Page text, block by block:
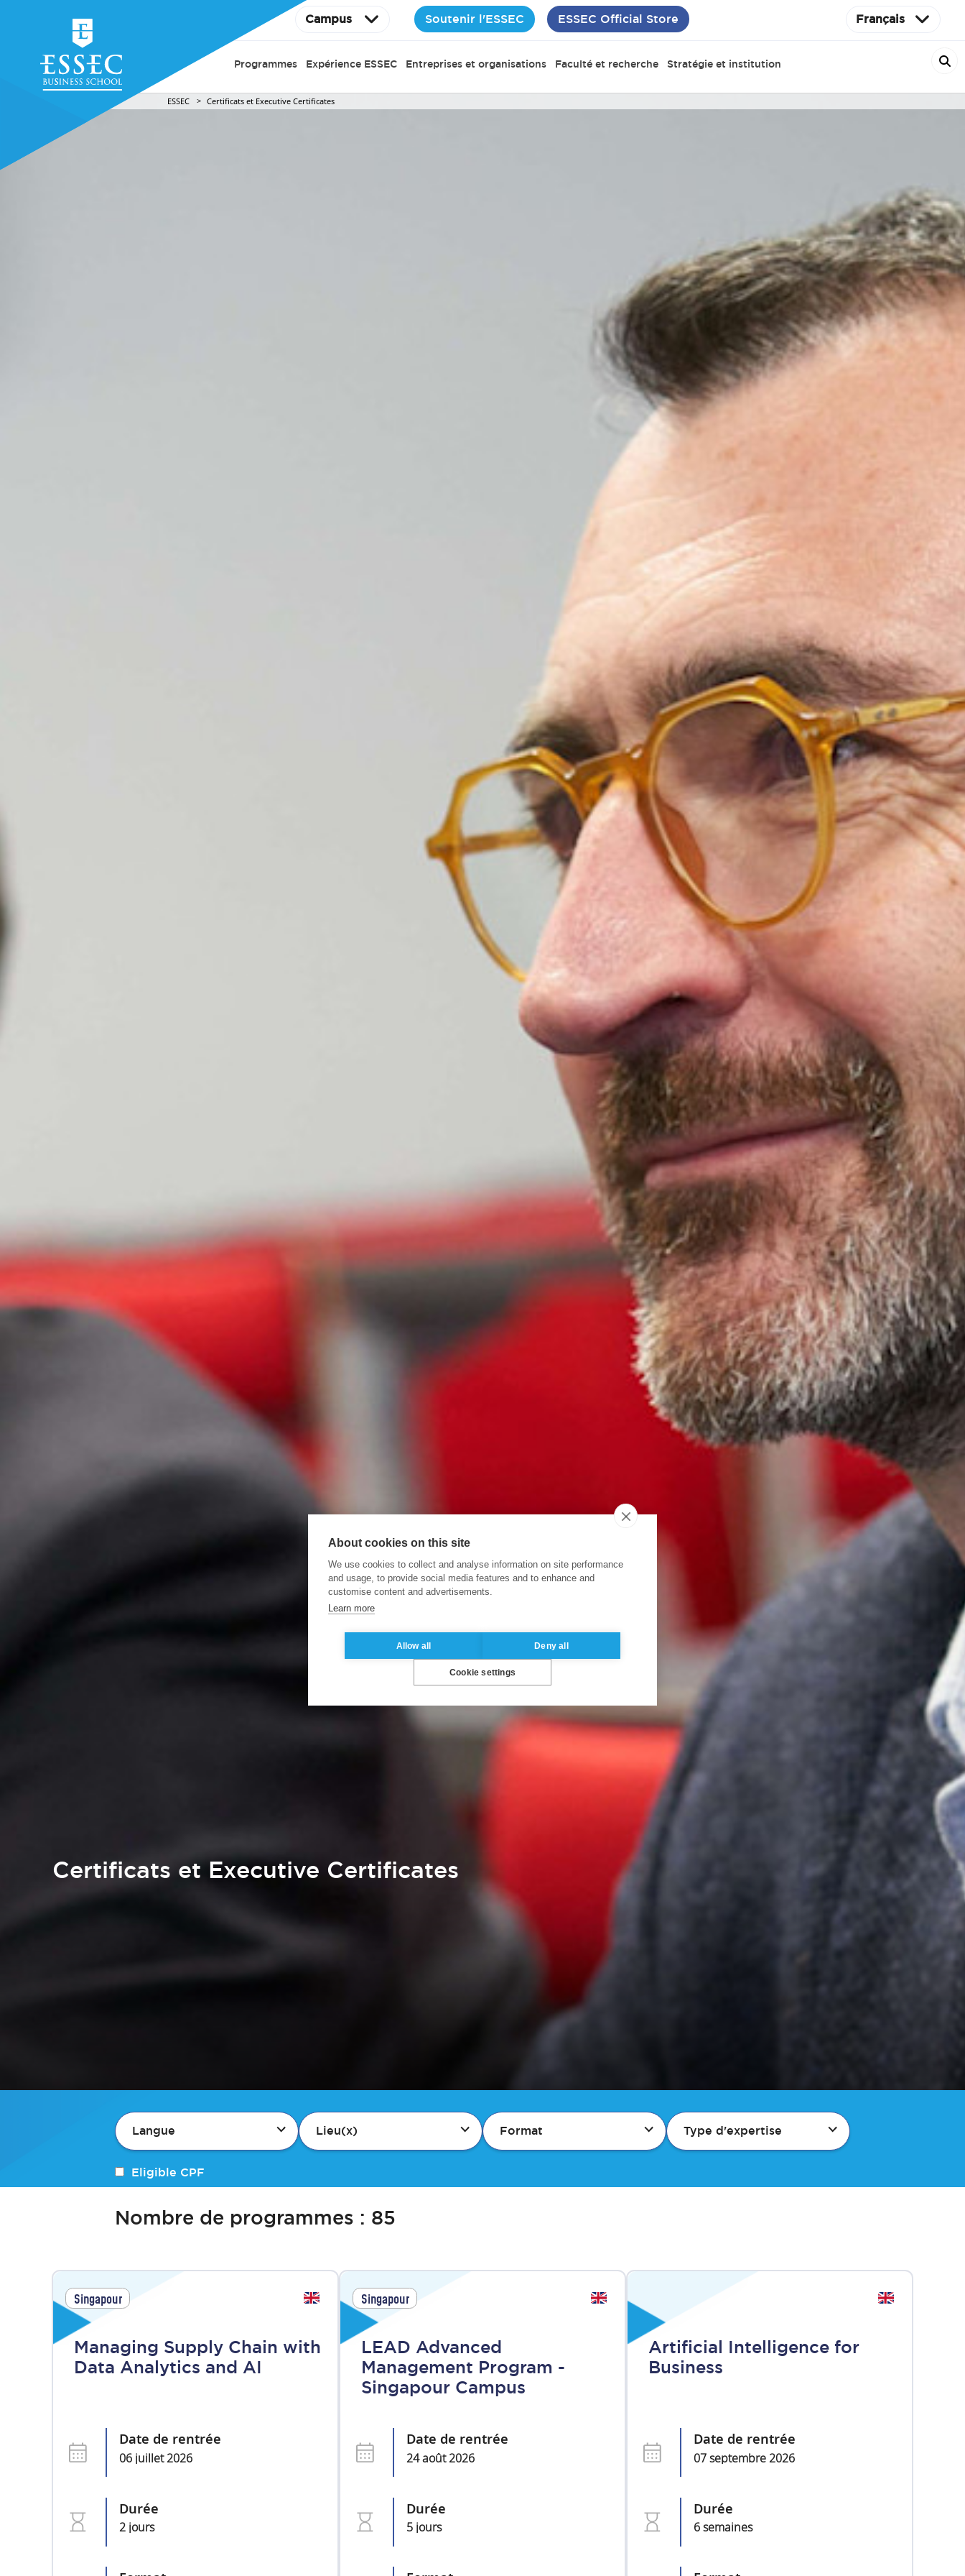
Campus Soutenir l'ESSEC ESSEC Official Store Français
Programmes Expérience ESSEC Entreprises et organisations Faculté et recherche Stratégie et institution
ESSEC Certificats et Executive Certificates
Certificats et Executive Certificates
Langue Lieu(x) Format Type d'expertise
Eligible CPF
Nombre de programmes : 85
Singapour
Managing Supply Chain with
Data Analytics and AI
Date de rentrée
06 juillet 2026
Durée
2 jours
Singapour
LEAD Advanced
Management Program -
Singapour Campus
Date de rentrée
24 août 2026
Durée
5 jours
Artificial Intelligence for
Business
Date de rentrée
07 septembre 2026
Durée
6 semaines
About cookies on this site
We use cookies to collect and analyse information on site performance
and usage, to provide social media features and to enhance and
customise content and advertisements.
Learn more
Allow all Deny all
Cookie settings